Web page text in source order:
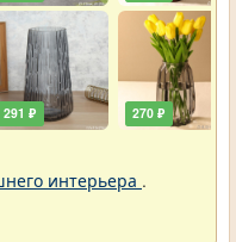
291 ₽ 270 ₽
интерьера .